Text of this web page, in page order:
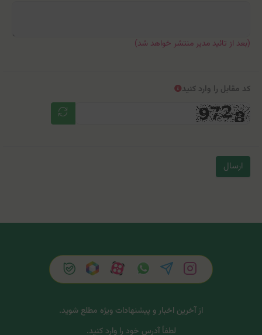
(بعد از تائید مدیر منتشر خواهد شد)
کد مقابل را وارد کنید
ارسال
از آخرین اخبار و پیشنهادات ویژه مطلع شوید.
لطفاً آدرس خود را وارد کنید.